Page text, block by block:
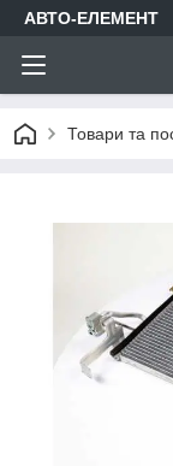
АВТО-ЕЛЕМЕНТ
Товари та